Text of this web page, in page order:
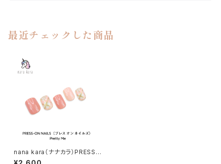
最近チェックした商品
nana kara（ナナカラ）PRESS-
ON NAILS（プレス オン ネイル